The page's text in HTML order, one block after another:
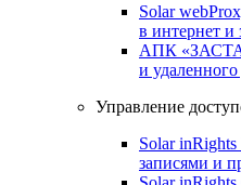
Solar
в интернет и
АПК
и удаленного
Управление
Solar inRights
записями и